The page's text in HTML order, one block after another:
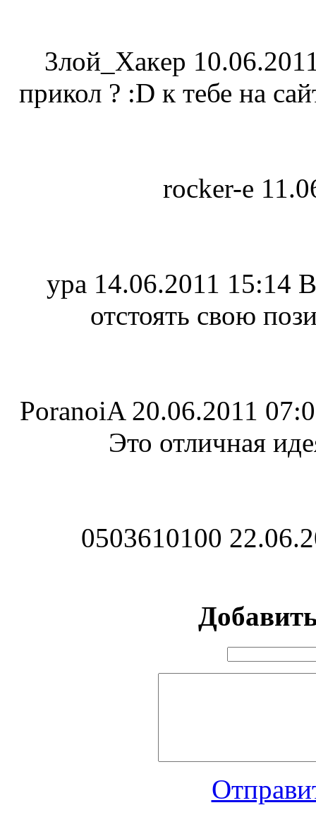
3лoй_Xaкep
прикол ? :D к тебе на
rocker-e
ypa 14.06.2011 15:14
отстоять свою
PoranoiA 20.06.2011
Это отличная
0503610100